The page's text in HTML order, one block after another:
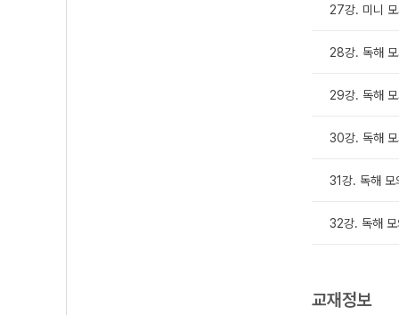
27강. 미니
28강. 독해
29강. 독해
30강. 독해
31강. 독해
32강. 독해
교재정보